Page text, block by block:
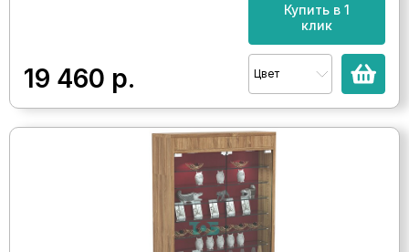
19 460 р.
Купить в 1
клик
Цвет